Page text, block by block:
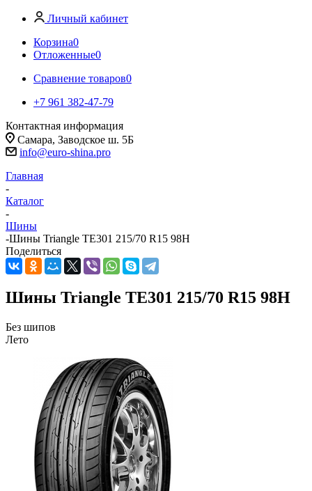
Личный кабинет
Корзина0
Отложенные0
Сравнение товаров0
+7 961 382-47-79
Контактная информация
Самара, Заводское ш. 5Б
info@euro-shina.pro
Главная
-
Каталог
-
Шины
-Шины Triangle TE301 215/70 R15 98H
Поделиться
Шины Triangle TE301 215/70 R15 98H
Без шипов
Лето